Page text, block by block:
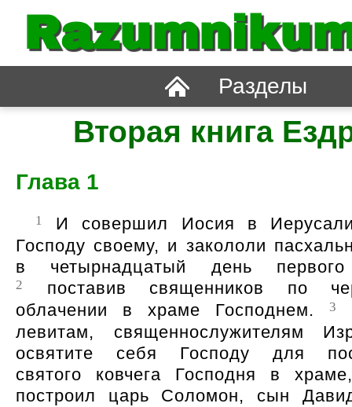
Разделы
Вторая книга
Глава 1
1
И совершил Иосия в
Господу своему, и закололи
в четырнадцатый день
2
поставив священников по
облачении в храме Господнем.
3
левитам, священнослужителям
освятите себя Господу для
святого ковчега Господня в
построил царь Соломон, сын